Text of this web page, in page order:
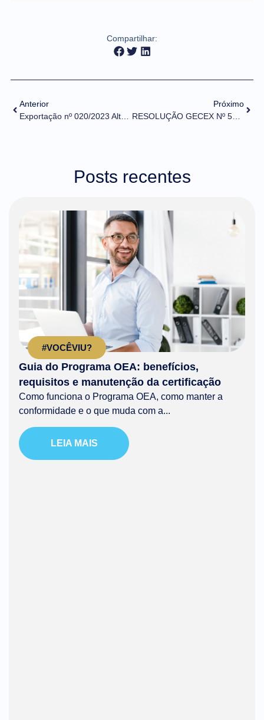
Compartilhar:
Anterior
Exportação nº 020/2023 Alteração de campo nos LPCO da DFPC
Próximo
RESOLUÇÃO GECEX Nº 527, DE 6 DE OUTUBRO DE 2023
Posts recentes
#VOCÊVIU?
Guia do Programa OEA: benefícios,
requisitos e manutenção da certificação
Como funciona o Programa OEA, como manter a
conformidade e o que muda com a...
LEIA MAIS